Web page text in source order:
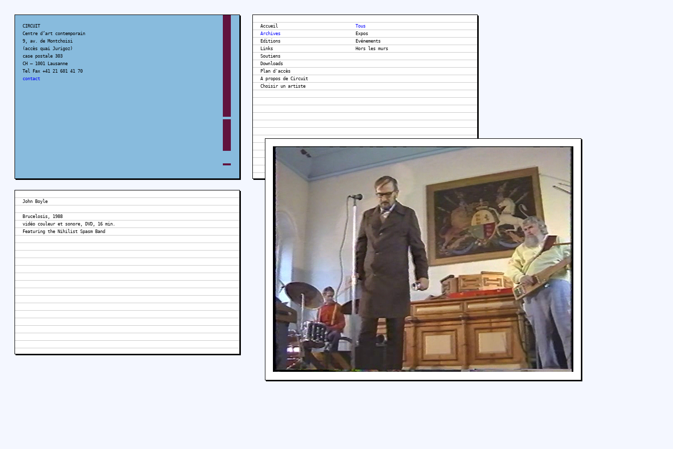
CIRCUIT
Centre d’art contemporain
9, av. de Montchoisi
(accès quai Jurigoz)
case postale 303
CH – 1001 Lausanne
Tel Fax +41 21 601 41 70
contact
Accueil
Archives
Editions
Links
Soutiens
Downloads
Plan d'accès
A propos de Circuit
Tous
Expos
Evénements
Hors les murs
John Boyle
Brucelosis, 1988
vidéo couleur et sonore, DVD, 16 min.
Featuring the Nihilist Spasm Band